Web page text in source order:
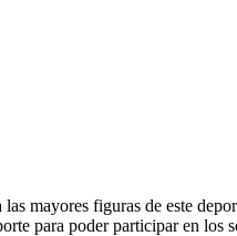
mayores figuras de este
para poder participar en los